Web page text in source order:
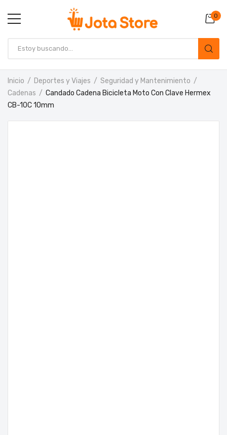
0
Inicio Deportes y Viajes
Seguridad y Mantenimiento
Cadenas
Candado Cadena Bicicleta Moto Con Clave Hermex
CB-10C 10mm